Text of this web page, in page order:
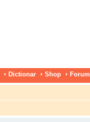
Dictionar Shop Forum